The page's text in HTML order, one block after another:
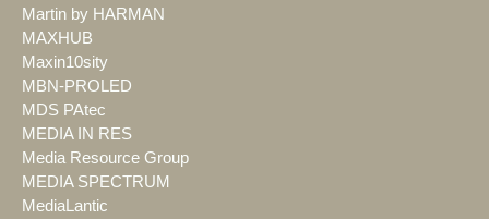
Martin by HARMAN
MAXHUB
Maxin10sity
MBN-PROLED
MDS PAtec
MEDIA IN RES
Media Resource Group
MEDIA SPECTRUM
MediaLantic